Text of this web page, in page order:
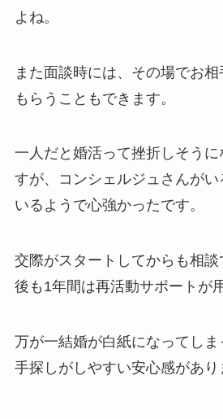
よね。
また面談時には、その場でお
もらうこともできます。
一人だと婚活って挫折しそうに
すが、コンシェルジュさんが
いるようで心強かったです。
交際がスタートしてからも相
後も1年間は再活動サポートが
万が一結婚が白紙になってしま
手探しがしやすい安心感があり